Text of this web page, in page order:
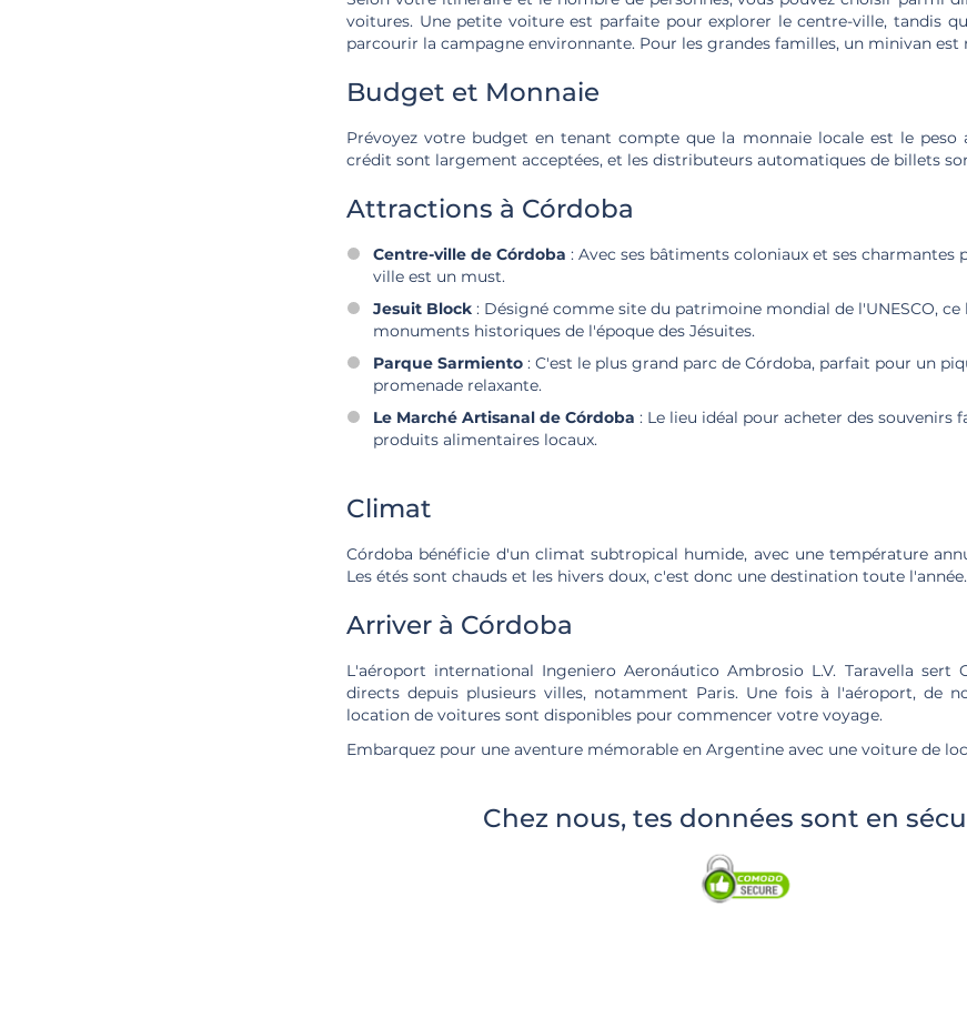
voitures. Une petite voiture est parfaite pour explorer le centre-ville, tandis
parcourir la campagne environnante. Pour les grandes familles, un minivan est
Budget et Monnaie
Prévoyez votre budget en tenant compte que la monnaie locale est le peso
crédit sont largement acceptées, et les distributeurs automatiques de billets
Attractions à Córdoba
Centre-ville de Córdoba : Avec ses bâtiments coloniaux et ses charmantes
ville est un must.
Jesuit Block : Désigné comme site du patrimoine mondial de l'UNESCO, ce
monuments historiques de l'époque des Jésuites.
Parque Sarmiento : C'est le plus grand parc de Córdoba, parfait pour un
promenade relaxante.
Le Marché Artisanal de Córdoba : Le lieu idéal pour acheter des souvenirs
produits alimentaires locaux.
Climat
Córdoba bénéficie d'un climat subtropical humide, avec une température
Les étés sont chauds et les hivers doux, c'est donc une destination toute l'année.
Arriver à Córdoba
L'aéroport international Ingeniero Aeronáutico Ambrosio L.V. Taravella sert
directs depuis plusieurs villes, notamment Paris. Une fois à l'aéroport, de
location de voitures sont disponibles pour commencer votre voyage.
Embarquez pour une aventure mémorable en Argentine avec une voiture de
Chez nous, tes données sont en